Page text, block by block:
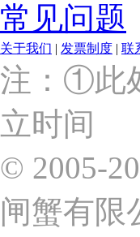
常见问题
关于我们 | 发票制度 | 联
上
海
市
浦
东
区
杨
路
注：①此
立时间
© 2005-
闸蟹有限